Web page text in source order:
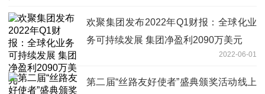
欢聚集团发布2022年Q1财报：全球化业
务可持续发展 集团净盈利2090万美元
2022-06-01
第二届“丝路友好使者”盛典颁奖活动线上